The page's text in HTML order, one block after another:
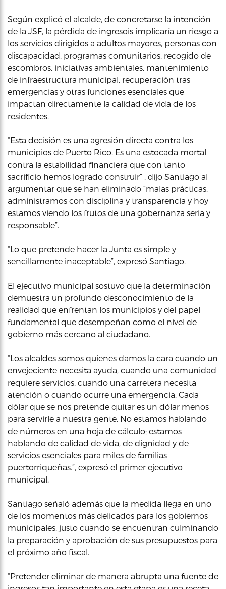
Según explicó el alcalde, de concretarse la intención
de la JSF, la pérdida de ingresois implicaría un riesgo a
los servicios dirigidos a adultos mayores, personas con
discapacidad, programas comunitarios, recogido de
escombros, iniciativas ambientales, mantenimiento
de infraestructura municipal, recuperación tras
emergencias y otras funciones esenciales que
impactan directamente la calidad de vida de los
residentes.
“Esta decisión es una agresión directa contra los
municipios de Puerto Rico. Es una estocada mortal
contra la estabilidad financiera que con tanto
sacrificio hemos logrado construir” , dijo Santiago al
argumentar que se han eliminado “malas prácticas,
administramos con disciplina y transparencia y hoy
estamos viendo los frutos de una gobernanza seria y
responsable”.
“Lo que pretende hacer la Junta es simple y
sencillamente inaceptable”, expresó Santiago.
El ejecutivo municipal sostuvo que la determinación
demuestra un profundo desconocimiento de la
realidad que enfrentan los municipios y del papel
fundamental que desempeñan como el nivel de
gobierno más cercano al ciudadano.
“Los alcaldes somos quienes damos la cara cuando un
envejeciente necesita ayuda, cuando una comunidad
requiere servicios, cuando una carretera necesita
atención o cuando ocurre una emergencia. Cada
dólar que se nos pretende quitar es un dólar menos
para servirle a nuestra gente. No estamos hablando
de números en una hoja de cálculo; estamos
hablando de calidad de vida, de dignidad y de
servicios esenciales para miles de familias
puertorriqueñas.”, expresó el primer ejecutivo
municipal.
Santiago señaló además que la medida llega en uno
de los momentos más delicados para los gobiernos
municipales, justo cuando se encuentran culminando
la preparación y aprobación de sus presupuestos para
el próximo año fiscal.
“Pretender eliminar de manera abrupta una fuente de